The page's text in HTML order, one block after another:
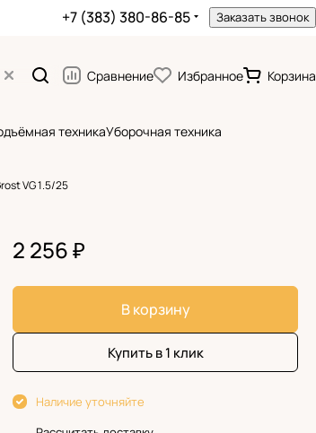
+7 (383) 380-86-85 Заказать звонок
Сравнение Избранное Корзина
техникаУборочная техника
VG 1.5/25
2 256 ₽
В корзину
Купить в 1 клик
Наличие уточняйте